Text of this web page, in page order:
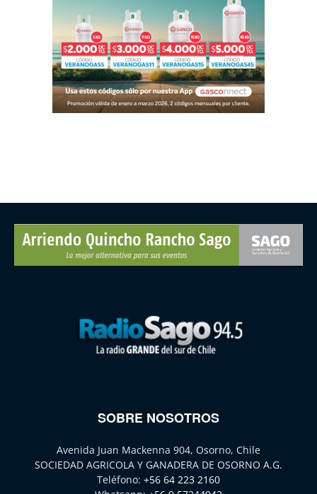
SOBRE NOSOTROS
Avenida Juan Mackenna 904, Osorno, Chile
SOCIEDAD AGRICOLA Y GANADERA DE OSORNO A.G.
Teléfono: +56 64 223 2160